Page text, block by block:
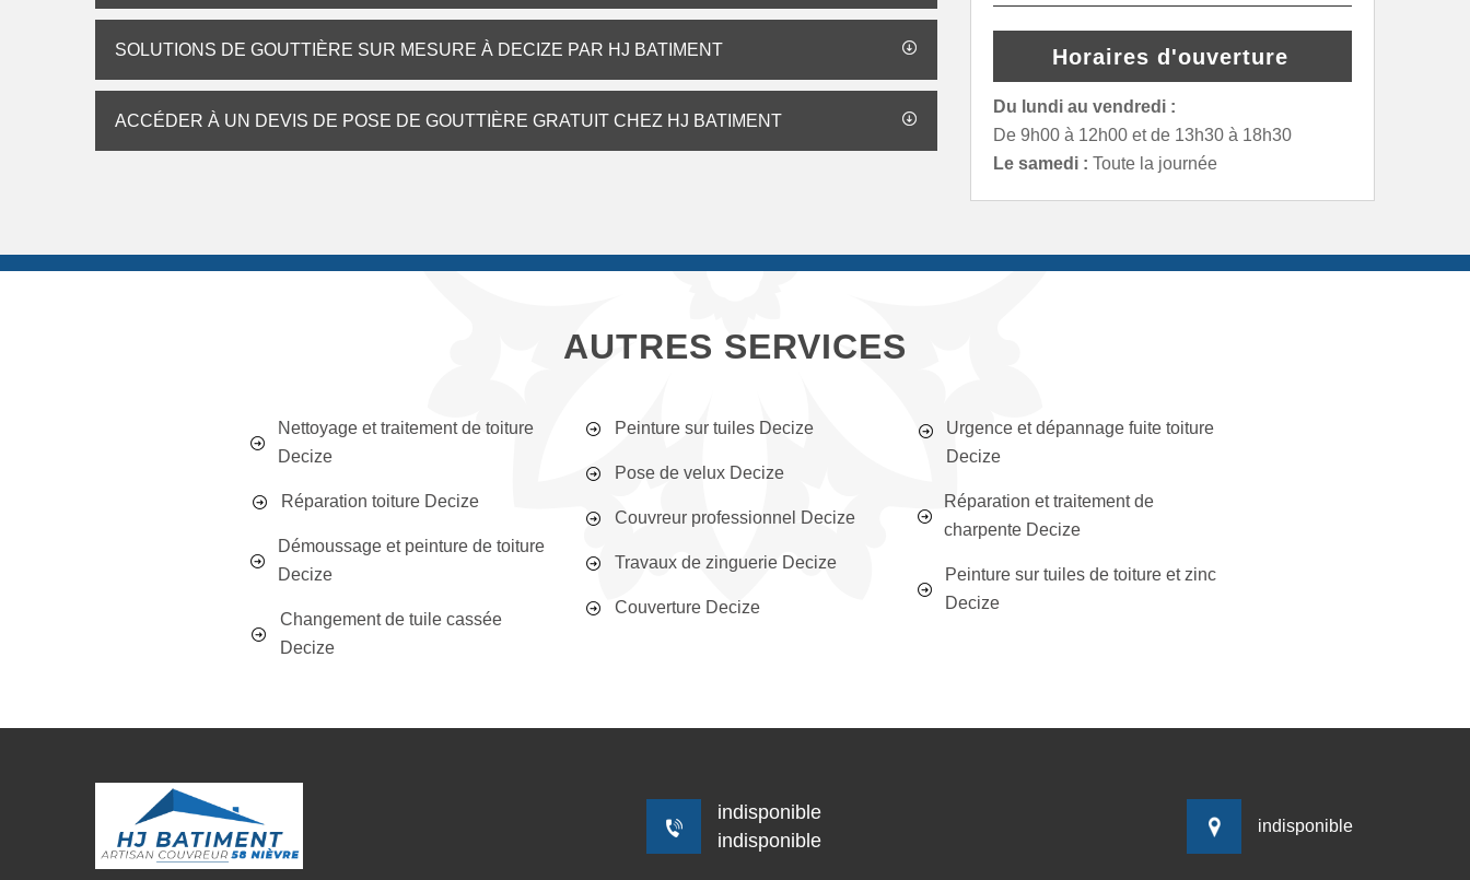
SOLUTIONS DE GOUTTIÈRE SUR MESURE À DECIZE PAR HJ BATIMENT
ACCÉDER À UN DEVIS DE POSE DE GOUTTIÈRE GRATUIT CHEZ HJ BATIMENT
Horaires d'ouverture
Du lundi au vendredi :
De 9h00 à 12h00 et de 13h30 à 18h30
Le samedi : Toute la journée
AUTRES SERVICES
Nettoyage et traitement de toiture
Decize
Réparation toiture Decize
Démoussage et peinture de toiture
Decize
Changement de tuile cassée
Decize
Peinture sur tuiles Decize
Pose de velux Decize
Couvreur professionnel Decize
Travaux de zinguerie Decize
Couverture Decize
Urgence et dépannage fuite toiture
Decize
Réparation et traitement de
charpente Decize
Peinture sur tuiles de toiture et zinc
Decize
indisponible
indisponible
indisponible